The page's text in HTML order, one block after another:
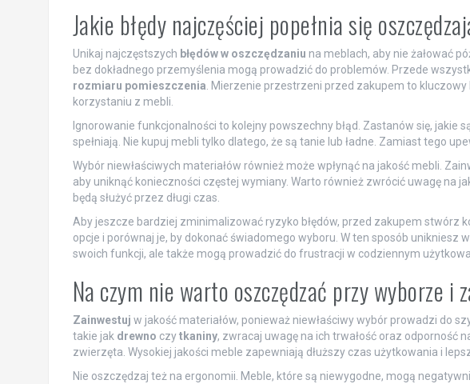
Jakie błędy najczęściej popełnia się
Unikaj najczęstszych błędów w oszczędzaniu na meblach, aby nie żałować
bez dokładnego przemyślenia mogą prowadzić do problemów. Przede
rozmiaru pomieszczenia . Mierzenie przestrzeni przed zakupem to
korzystaniu z mebli.
Ignorowanie funkcjonalności to kolejny powszechny błąd. Zastanów się, jakie
spełniają. Nie kupuj mebli tylko dlatego, że są tanie lub ładne. Zamiast tego
Wybór niewłaściwych materiałów również może wpłynąć na jakość mebli.
aby uniknąć konieczności częstej wymiany. Warto również zwrócić uwagę na
będą służyć przez długi czas.
Aby jeszcze bardziej zminimalizować ryzyko błędów, przed zakupem stwórz
opcje i porównaj je, by dokonać świadomego wyboru. W ten sposób unikniesz
swoich funkcji, ale także mogą prowadzić do frustracji w codziennym
Na czym nie warto oszczędzać przy wyborze i
Zainwestuj w jakość materiałów, ponieważ niewłaściwy wybór prowadzi do
takie jak drewno czytkaniny, zwracaj uwagę na ich trwałość oraz odporność
zwierzęta. Wysokiej jakości meble zapewniają dłuższy czas użytkowania i
Nie oszczędzaj też na ergonomii. Meble, które są niewygodne, mogą